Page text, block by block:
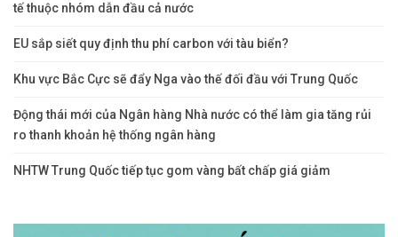
tế thuộc nhóm dẫn đầu cả nước
EU sắp siết quy định thu phí carbon với tàu biển?
Khu vực Bắc Cực sẽ đẩy Nga vào thế đối đầu với Trung Quốc
Động thái mới của Ngân hàng Nhà nước có thể làm gia tăng rủi
ro thanh khoản hệ thống ngân hàng
NHTW Trung Quốc tiếp tục gom vàng bất chấp giá giảm